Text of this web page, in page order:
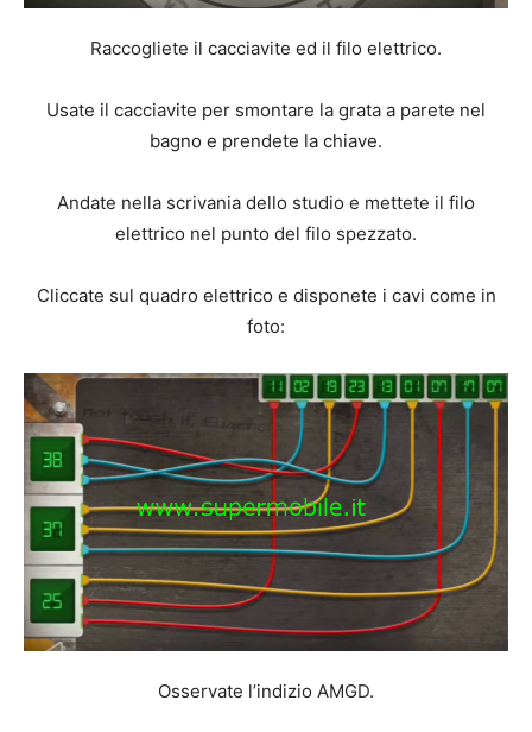
Raccogliete il cacciavite ed il filo elettrico.
Usate il cacciavite per smontare la grata a parete nel
bagno e prendete la chiave.
Andate nella scrivania dello studio e mettete il filo
elettrico nel punto del filo spezzato.
Cliccate sul quadro elettrico e disponete i cavi come in
foto:
Osservate l’indizio AMGD.